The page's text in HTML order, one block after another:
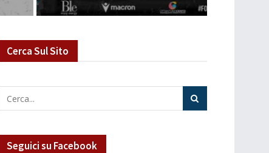
Cerca Sul Sito
Seguici su Facebook